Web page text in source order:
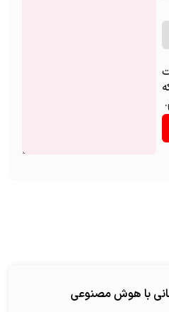
با هوش مصنوعی